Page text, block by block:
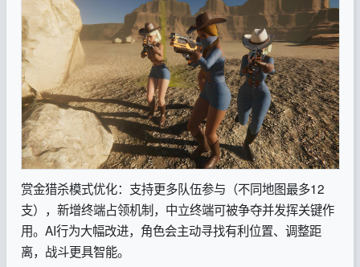
赏金猎杀模式优化：支持更多队伍参与（不同地图最多12
支），新增终端占领机制，中立终端可被争夺并发挥关键作
用。AI行为大幅改进，角色会主动寻找有利位置、调整距
离，战斗更具智能。